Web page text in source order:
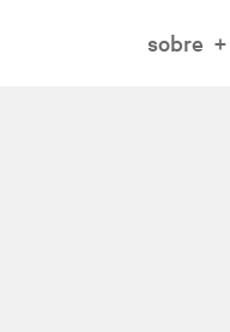
sobre